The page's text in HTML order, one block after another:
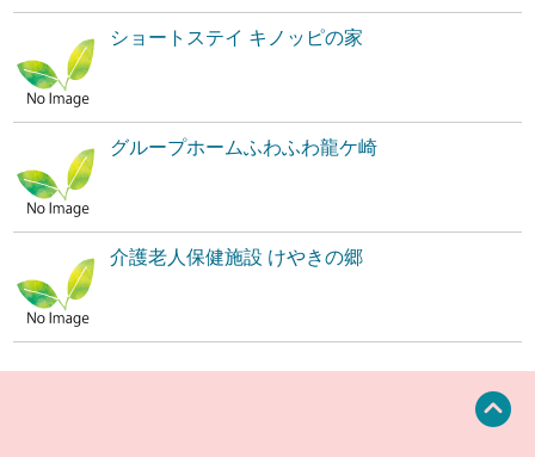
ショートステイ キノッピの家
グループホームふわふわ龍ケ崎
介護老人保健施設 けやきの郷